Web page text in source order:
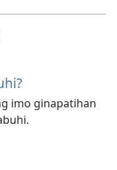
imo ginapatihan